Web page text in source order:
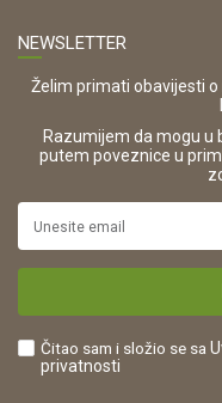
OIB:
42821181683
16280
https://www.drvona.hr/
POREZNI BROJ:
Zaštita privatnosti i
Korištenje kolačića
Pravo na odustajanje i
Reklamacije
Plaćanje karticama
Što dobivam
NEWSLETTER
Želim primati obavijesti
Razumijem da mogu u
putem poveznice u
Čitao sam i složio se sa
privatnosti